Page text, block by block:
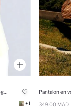
+1 349.00 MAD